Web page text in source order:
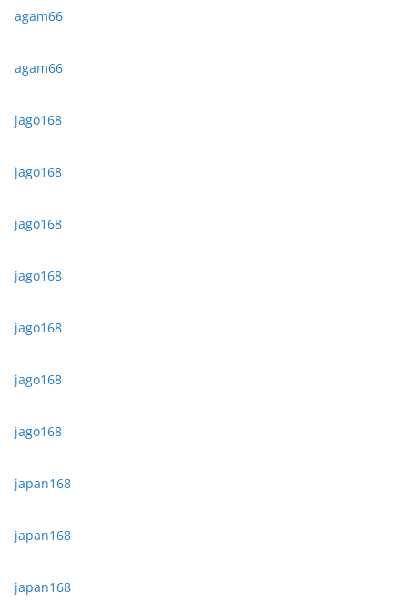
agam66
agam66
jago168
jago168
jago168
jago168
jago168
jago168
jago168
japan168
japan168
japan168